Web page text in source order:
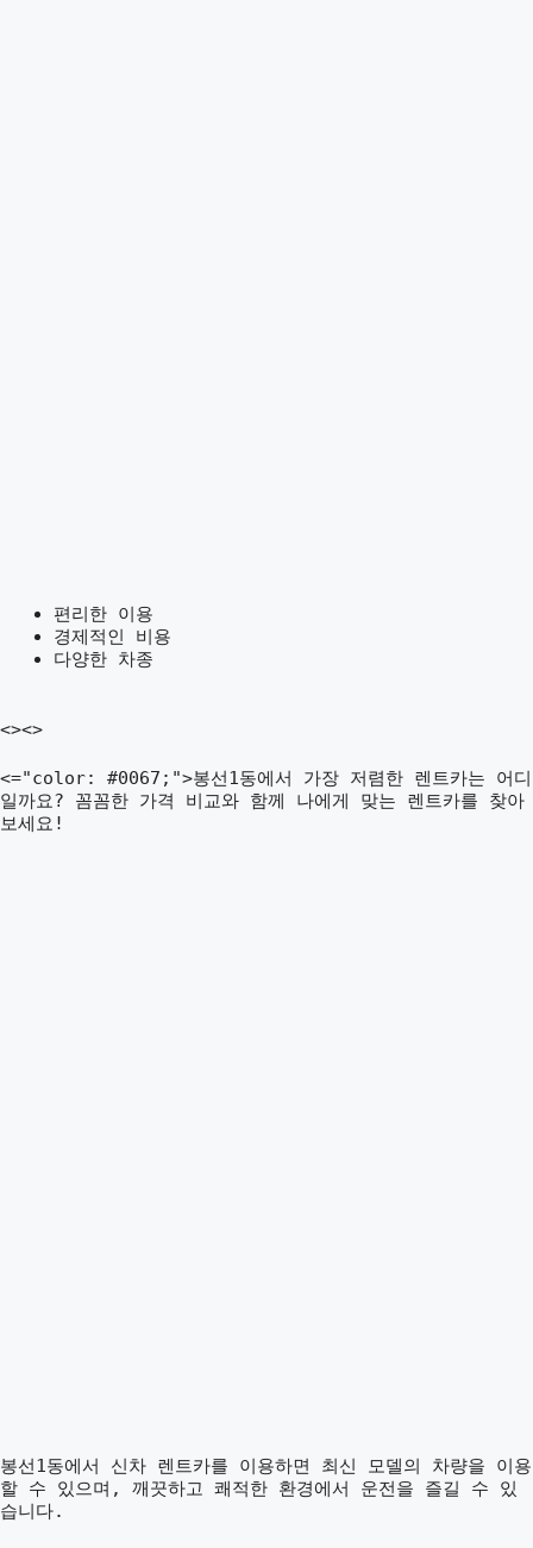
편리한 이용
경제적인 비용
다양한 차종
<><>
<="color: #0067;">봉선1동에서 가장 저렴한 렌트카는 어디
일까요? 꼼꼼한 가격 비교와 함께 나에게 맞는 렌트카를 찾아
보세요!
봉선1동에서 신차 렌트카를 이용하면 최신 모델의 차량을 이용
할 수 있으며, 깨끗하고 쾌적한 환경에서 운전을 즐길 수 있
습니다.